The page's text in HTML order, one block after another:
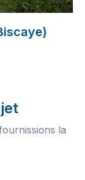
la